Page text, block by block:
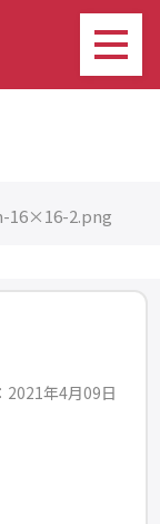
16×16-2.png
2021年4月09日